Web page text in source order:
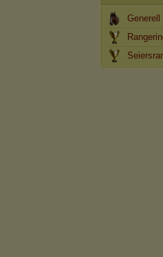
Generell